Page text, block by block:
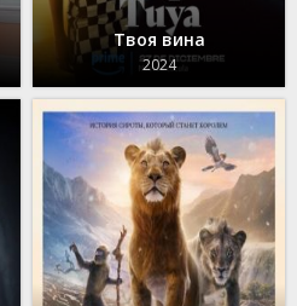
Твоя вина
2024